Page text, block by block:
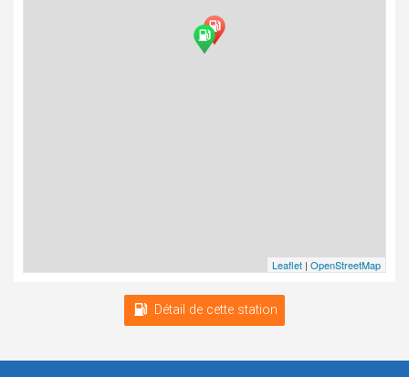
Leaflet | OpenStreetMap
Détail de cette station